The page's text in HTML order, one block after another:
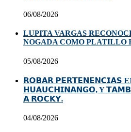
06/08/2026
LUPITA VARGAS
NOGADA COMO PLATILLO
05/08/2026
𝗥𝗢𝗕𝗔𝗥 𝗣𝗘𝗥𝗧𝗘𝗡𝗘𝗡𝗖𝗜𝗔𝗦
𝗛𝗨𝗔𝗨𝗖𝗛𝗜𝗡𝗔𝗡𝗚𝗢, Y
𝗔 𝗥𝗢𝗖𝗞𝗬.
04/08/2026